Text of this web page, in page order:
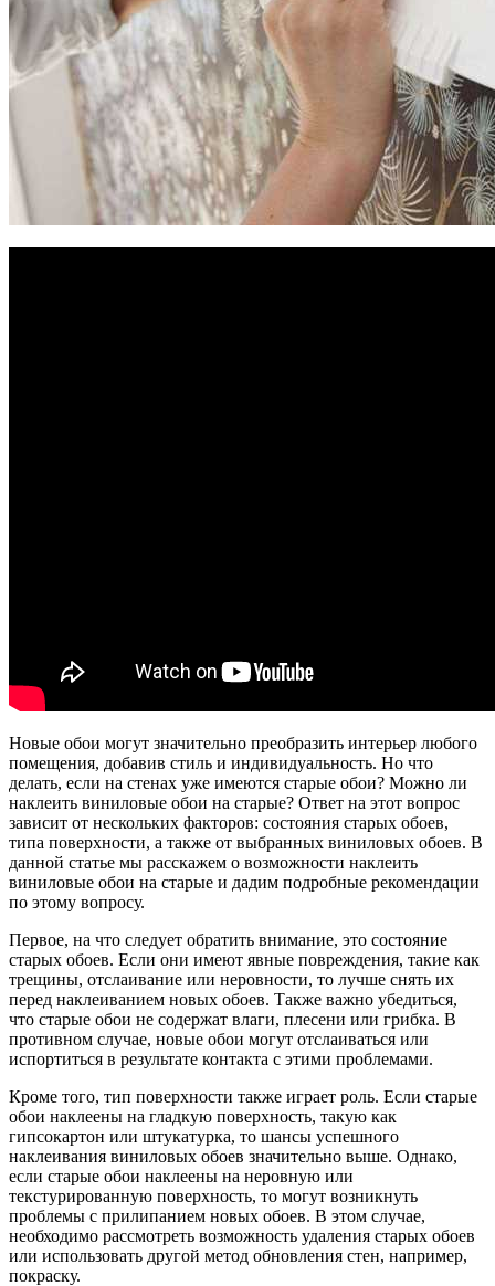
Новые обои могут значительно преобразить интерьер любого
помещения, добавив стиль и индивидуальность. Но что
делать, если на стенах уже имеются старые обои? Можно ли
наклеить виниловые обои на старые? Ответ на этот вопрос
зависит от нескольких факторов: состояния старых обоев,
типа поверхности, а также от выбранных виниловых обоев. В
данной статье мы расскажем о возможности наклеить
виниловые обои на старые и дадим подробные рекомендации
по этому вопросу.
Первое, на что следует обратить внимание, это состояние
старых обоев. Если они имеют явные повреждения, такие как
трещины, отслаивание или неровности, то лучше снять их
перед наклеиванием новых обоев. Также важно убедиться,
что старые обои не содержат влаги, плесени или грибка. В
противном случае, новые обои могут отслаиваться или
испортиться в результате контакта с этими проблемами.
Кроме того, тип поверхности также играет роль. Если старые
обои наклеены на гладкую поверхность, такую как
гипсокартон или штукатурка, то шансы успешного
наклеивания виниловых обоев значительно выше. Однако,
если старые обои наклеены на неровную или
текстурированную поверхность, то могут возникнуть
проблемы с прилипанием новых обоев. В этом случае,
необходимо рассмотреть возможность удаления старых обоев
или использовать другой метод обновления стен, например,
покраску.